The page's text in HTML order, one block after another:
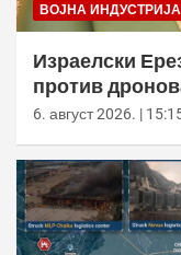
ВОЈНА ИНДУСТРИЈА
Израелски
против
6. август 2026. |